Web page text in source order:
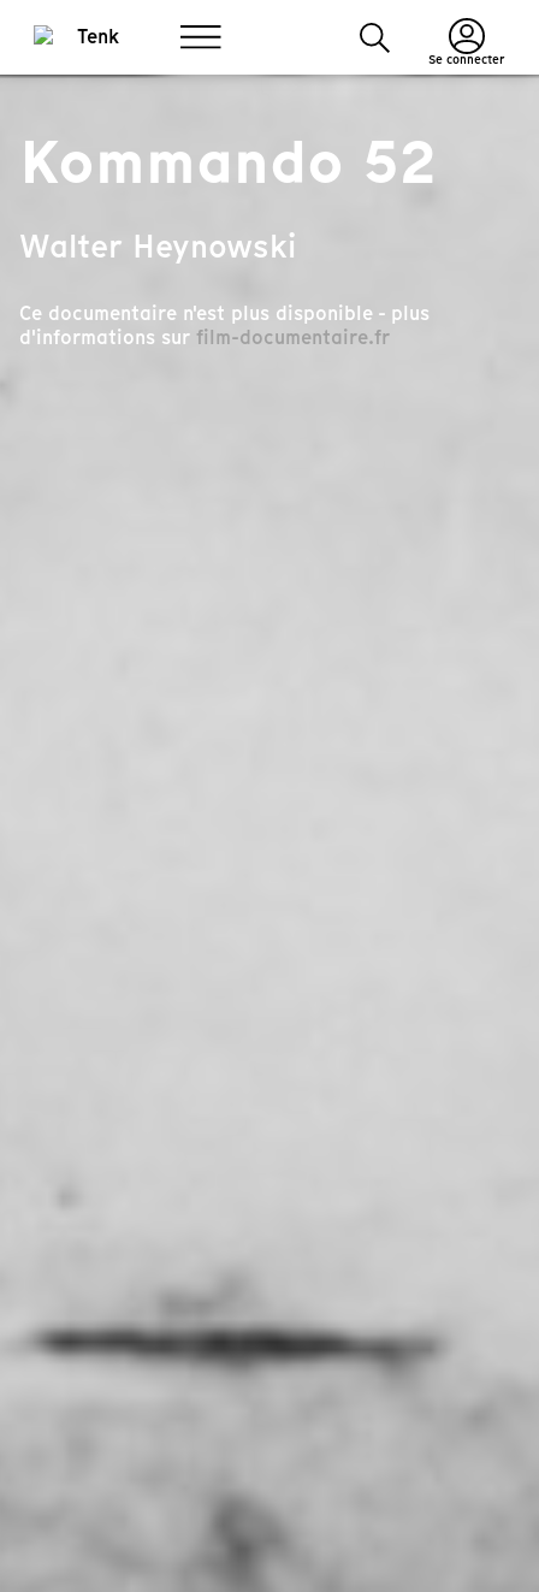
Se connecter
Kommando 52
Walter Heynowski
Ce documentaire n'est plus disponible - plus
d'informations sur film-documentaire.fr